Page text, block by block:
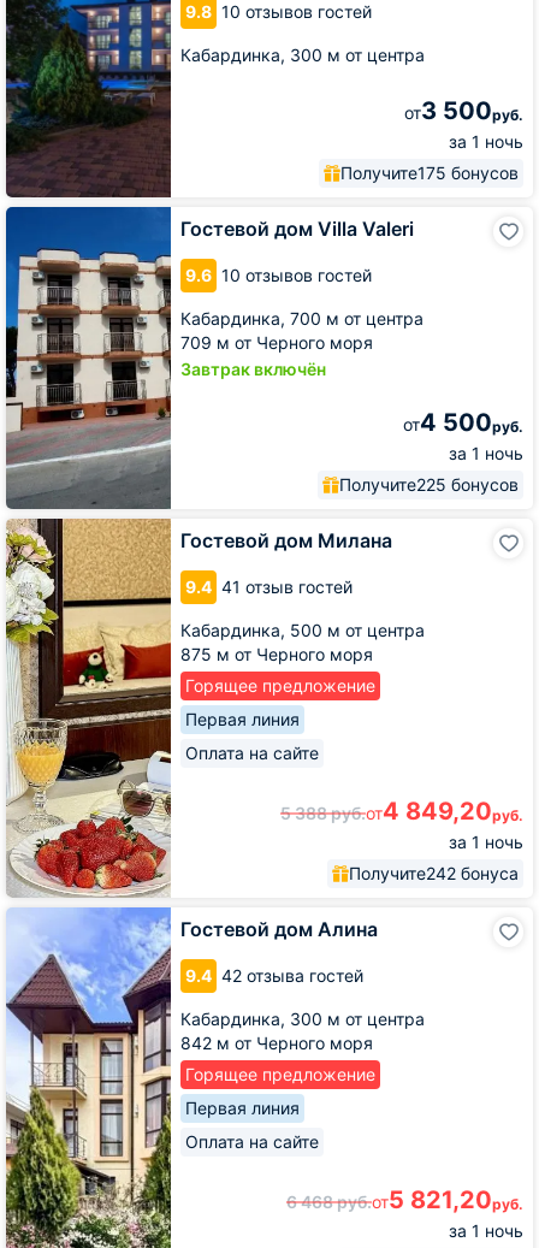
9.8 10 отзывов гостей
Кабардинка, 300 м от центра
от3 500руб.
за 1 ночь
Получите175 бонусов
Гостевой дом Villa Valeri
9.6 10 отзывов гостей
Кабардинка, 700 м от центра
709 м от Черного моря
Завтрак включён
от4 500руб.
за 1 ночь
Получите225 бонусов
Гостевой
Villa
Valeri
Гостевой дом Милана
9.4 41 отзыв гостей
Кабардинка, 500 м от центра
875 м от Черного моря
Горящее предложение
Первая линия
Оплата на сайте
5 388руб.от4 849,20руб.
за 1 ночь
Получите242 бонуса
Гостевой
дом
Милана
Гостевой дом Алина
9.4 42 отзыва гостей
Кабардинка, 300 м от центра
842 м от Черного моря
Горящее предложение
Первая линия
Оплата на сайте
6 468руб.от5 821,20руб.
за 1 ночь
Гостевой
Алина